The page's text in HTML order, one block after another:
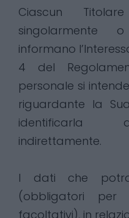
Ciascun
singolarmente
informano
4 del
personale si
riguardante la
identificarla
indirettamente.
I dati che
(obbligatori
facoltativi), in